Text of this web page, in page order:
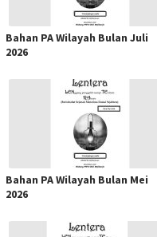
Bahan PA Wilayah Bulan Juli
2026
Bahan PA Wilayah Bulan Mei
2026